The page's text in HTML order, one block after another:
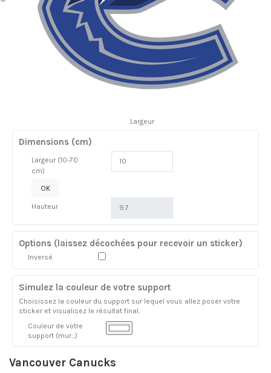
Largeur
Dimensions (cm)
Largeur (10-70
cm)
OK
Hauteur
Options (laissez décochées pour recevoir un sticker)
Inversé
Simulez la couleur de votre support
Choisissez la couleur du support sur lequel vous allez poser votre
sticker et visualisez le résultat final.
Couleur de votre
support (mur...)
Vancouver Canucks